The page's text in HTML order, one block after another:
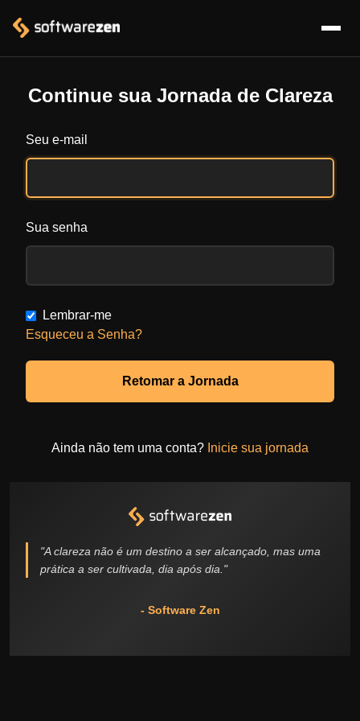
"A clareza não é um destino a ser alcançado, mas uma
prática a ser cultivada, dia após dia."
- Software Zen
Continue sua Jornada de Clareza
Seu e-mail
Sua senha
Lembrar-me
Esqueceu a Senha?
Retomar a Jornada
Ainda não tem uma conta? Inicie sua jornada